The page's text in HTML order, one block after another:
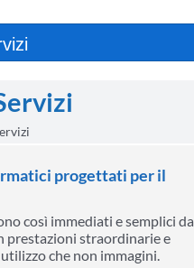
progettati per il
così immediati e semplici da
prestazioni straordinarie e
che non immagini.